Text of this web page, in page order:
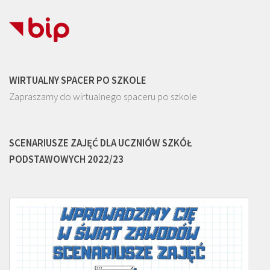
WIRTUALNY SPACER PO SZKOLE
Zapraszamy do wirtualnego spaceru po szkole
SCENARIUSZE ZAJĘĆ DLA UCZNIÓW SZKÓŁ
PODSTAWOWYCH 2022/23